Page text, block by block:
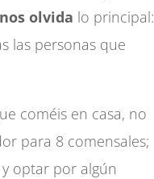
olvida lo principal:
las personas que
coméis en casa, no
para 8 comensales;
optar por algún